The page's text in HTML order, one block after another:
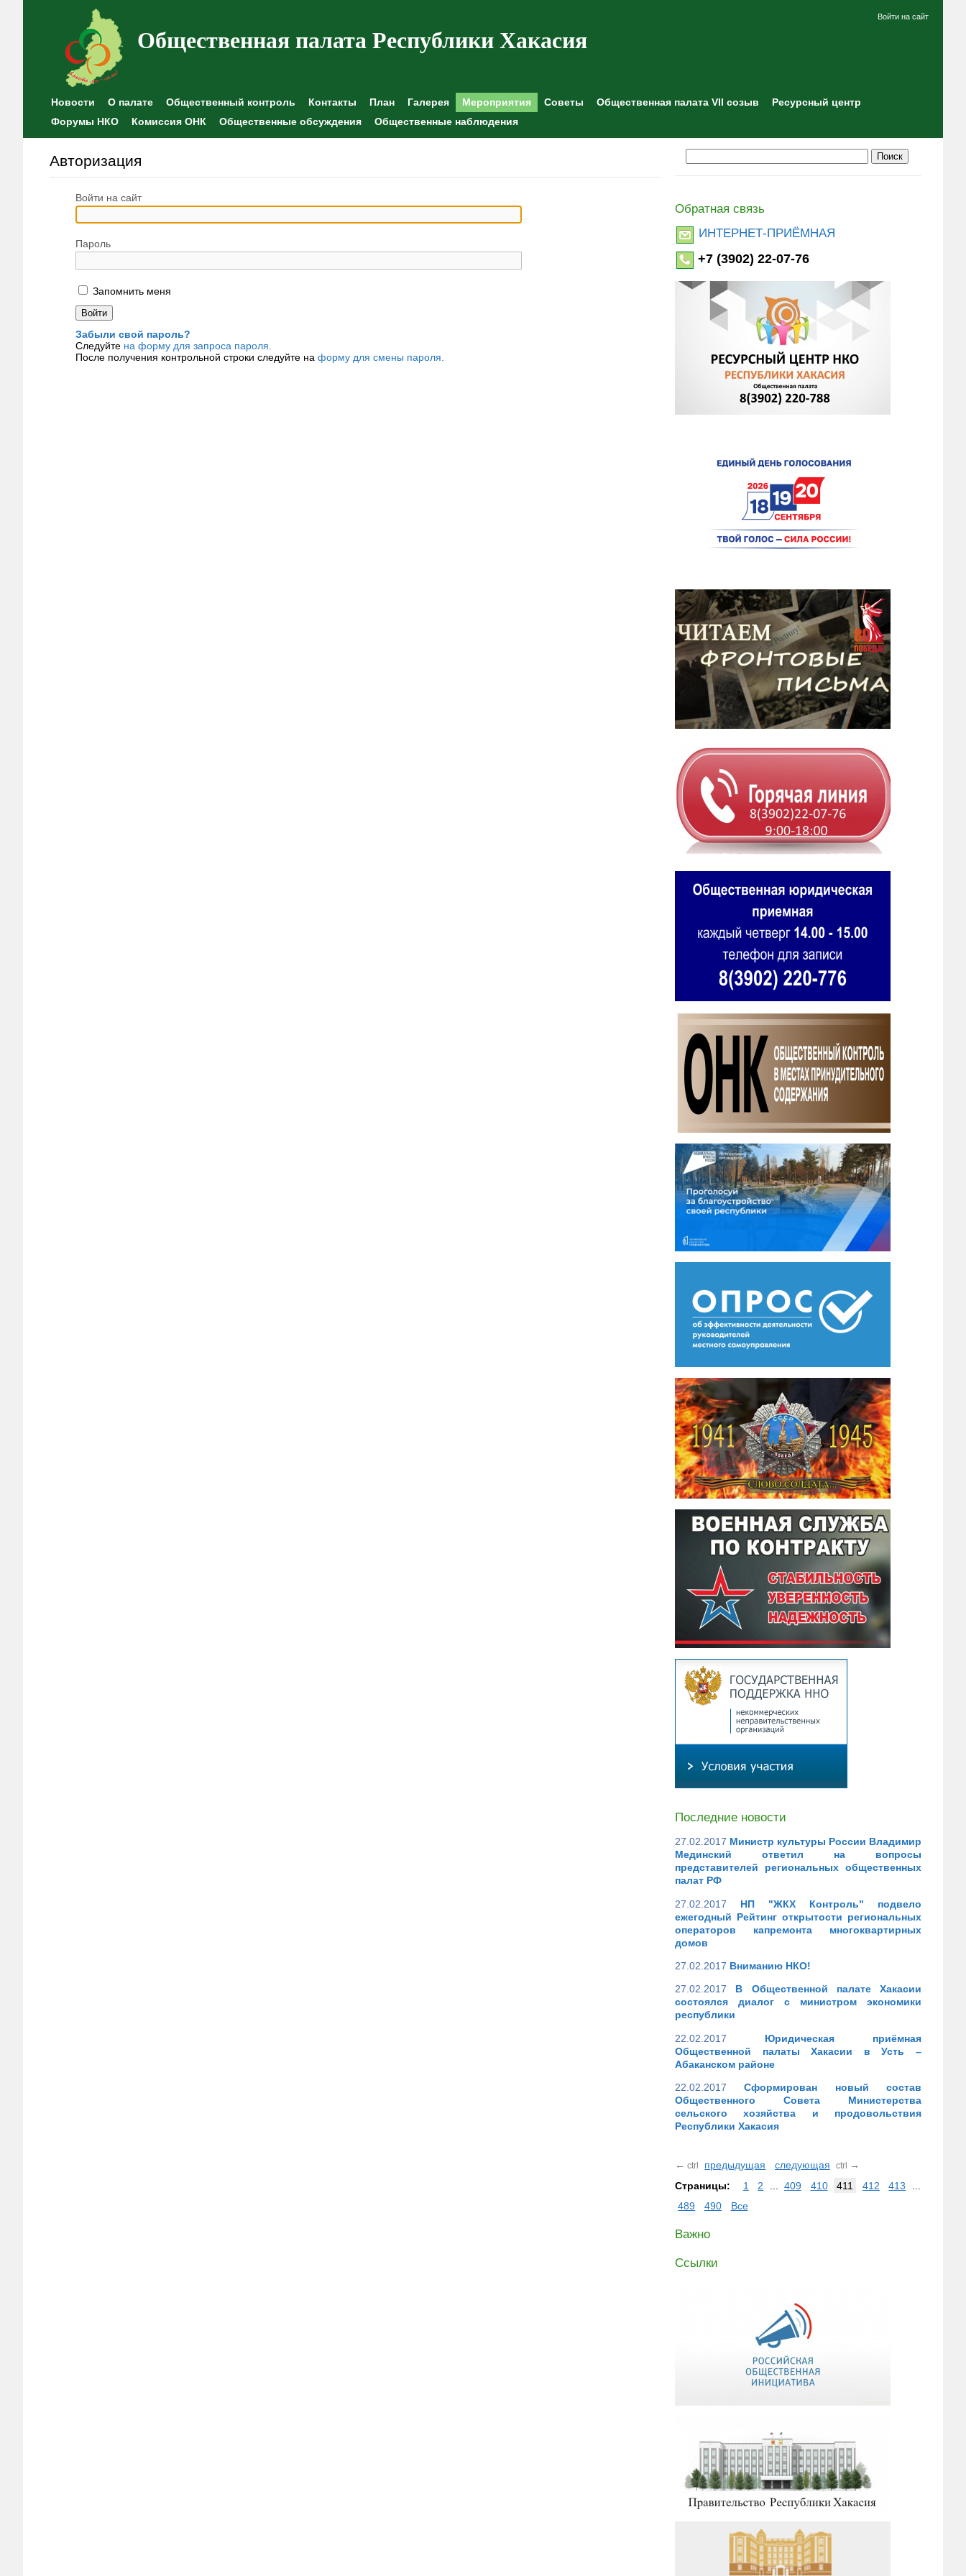
Общественная палата Республики Хакасия
Войти на сайт
Новости О палате Общественный контроль Контакты План Галерея Мероприятия Советы Общественная палата VII созыв
Ресурсный центр
Форумы НКО
Комиссия ОНК Общественные обсуждения Общественные наблюдения
Авторизация
Войти на сайт
Пароль
Запомнить меня
Забыли свой пароль?
Следуйте на форму для запроса пароля.
После получения контрольной строки следуйте на форму для смены пароля.
Обратная связь
ИНТЕРНЕТ-ПРИЁМНАЯ
+7 (3902) 22-07-76
Последние новости
27.02.2017 Министр культуры России Владимир
Мединский ответил на вопросы
представителей региональных общественных
палат РФ
27.02.2017
НП "ЖКХ Контроль" подвело
ежегодный Рейтинг открытости региональных
операторов капремонта многоквартирных
домов
27.02.2017 Вниманию НКО!
27.02.2017
В Общественной палате Хакасии
состоялся диалог с министром экономики
республики
22.02.2017
Юридическая приёмная
Общественной палаты Хакасии в Усть –
Абаканском районе
22.02.2017
Сформирован новый состав
Общественного Совета Министерства
сельского хозяйства и продовольствия
Республики Хакасия
← ctrl предыдущая следующая ctrl →
Страницы:
1 2 409 410 411 412 413
489
490 Все
Важно
Ссылки